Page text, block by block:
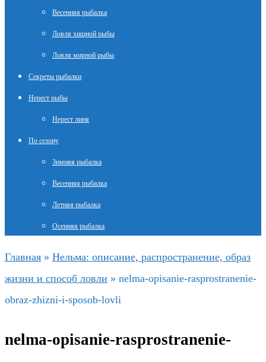
Весенняя рыбалка
Ловля хищной рыбы
Ловля мирной рыбы
Секреты рыбалки
Нерест рыбы
Нерест линя
По сезону
Зимняя рыбалка
Весенняя рыбалка
Летняя рыбалка
Осенняя рыбалка
Главная » Нельма: описание, распространение, образ
жизни и способ ловли » nelma-opisanie-rasprostranenie-
obraz-zhizni-i-sposob-lovli
nelma-opisanie-rasprostranenie-